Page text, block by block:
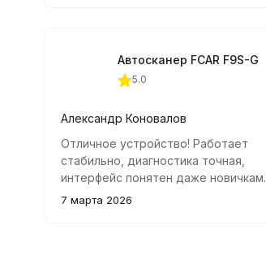
Автосканер FCAR F9S-G
5.0
Александр Коновалов
Отличное устройство! Работает
стабильно, диагностика точная,
интерфейс понятен даже новичкам.
Отлично справляется со всеми
7 марта 2026